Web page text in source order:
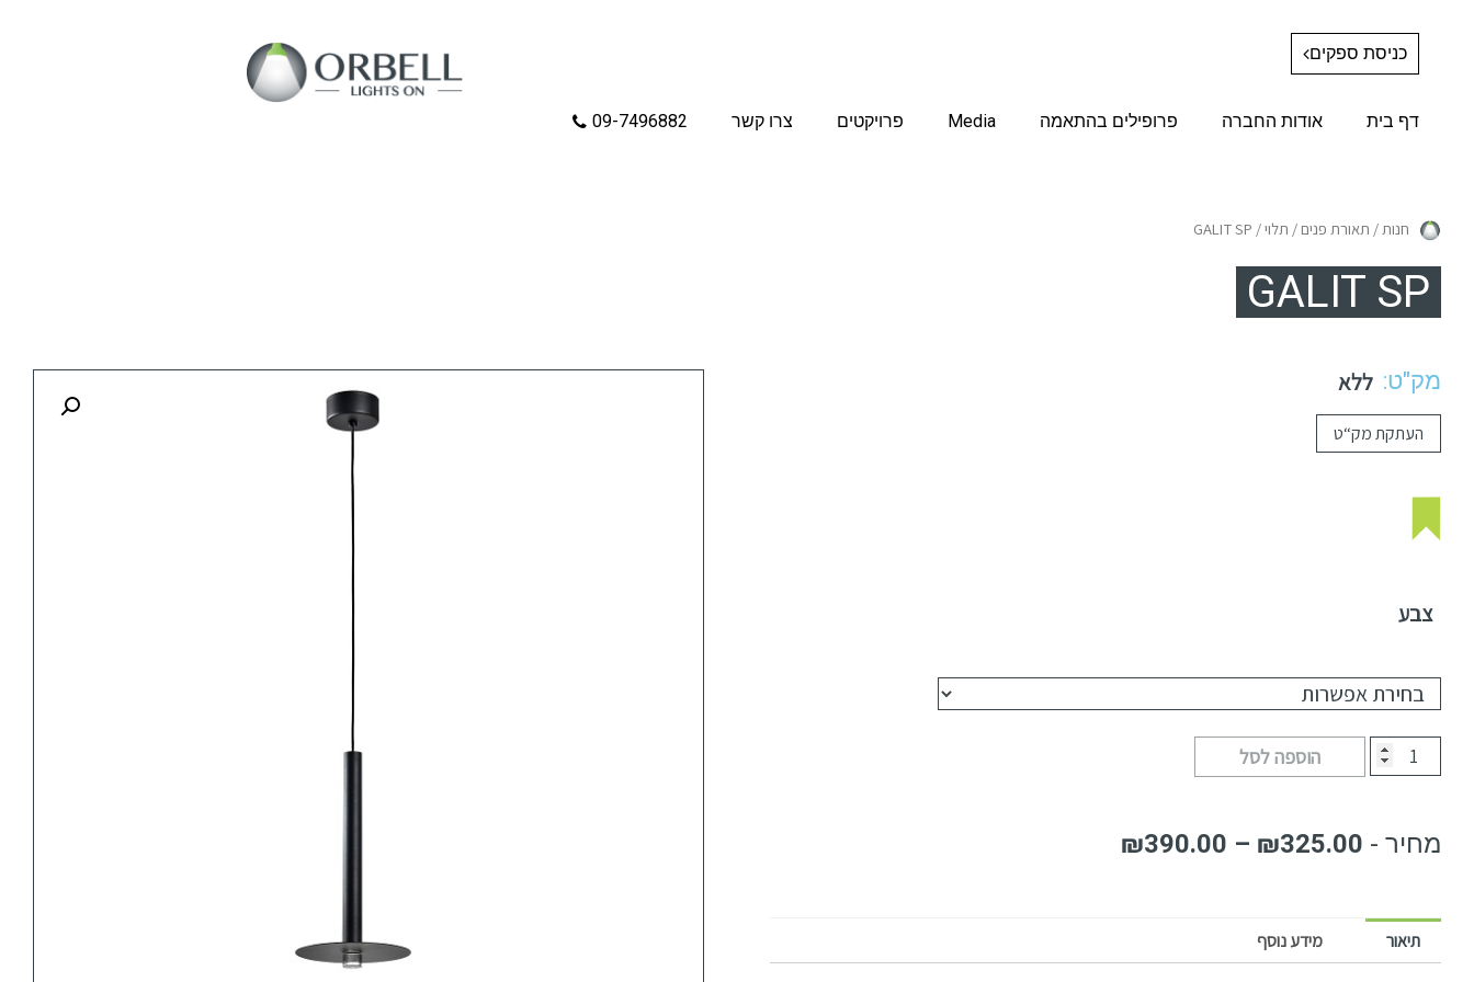
כניסת ספקים
דף בית אודות החברה פרופילים בהתאמה Media פרויקטים צרו קשר 09-7496882
חנות/ תאורת פנים / תלוי/ GALIT SP
GALIT SP
מק"ט: ללא
העתקת מק“ט
צבע
הוספה לסל
₪325.00
–
₪390.00
תיאור מידע נוסף